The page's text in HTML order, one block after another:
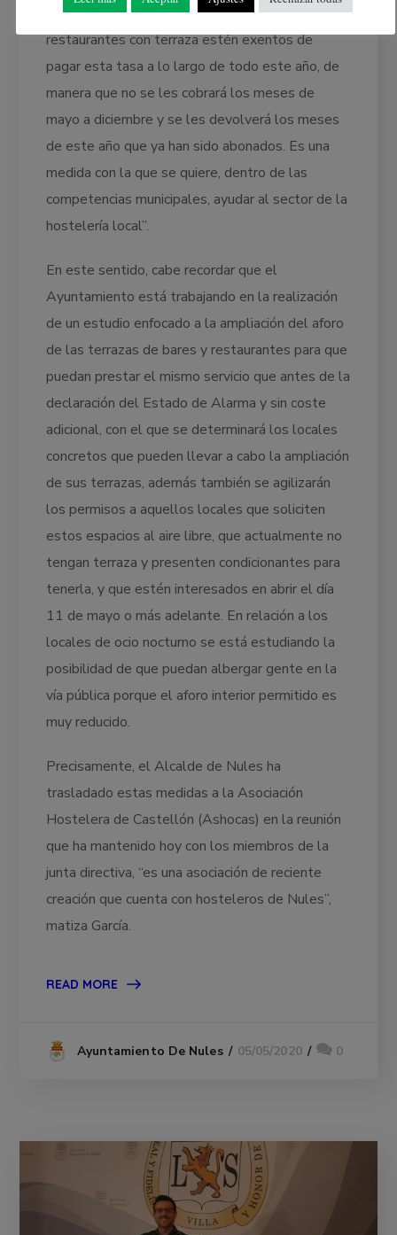
hemos acordado por unanimidad que los bares y
restaurantes con terraza estén exentos de
pagar esta tasa a lo largo de todo este año, de
manera que no se les cobrará los meses de
mayo a diciembre y se les devolverá los meses
de este año que ya han sido abonados. Es una
medida con la que se quiere, dentro de las
competencias municipales, ayudar al sector de la
hostelería local”.
En este sentido, cabe recordar que el
Ayuntamiento está trabajando en la realización
de un estudio enfocado a la ampliación del aforo
de las terrazas de bares y restaurantes para que
puedan prestar el mismo servicio que antes de la
declaración del Estado de Alarma y sin coste
adicional, con el que se determinará los locales
concretos que pueden llevar a cabo la ampliación
de sus terrazas, además también se agilizarán
los permisos a aquellos locales que soliciten
estos espacios al aire libre, que actualmente no
tengan terraza y presenten condicionantes para
tenerla, y que estén interesados en abrir el día
11 de mayo o más adelante. En relación a los
locales de ocio nocturno se está estudiando la
posibilidad de que puedan albergar gente en la
vía pública porque el aforo interior permitido es
muy reducido.
Precisamente, el Alcalde de Nules ha
trasladado estas medidas a la Asociación
Hostelera de Castellón (Ashocas) en la reunión
que ha mantenido hoy con los miembros de la
junta directiva, “es una asociación de reciente
creación que cuenta con hosteleros de Nules”,
matiza García.
READ MORE
Ayuntamiento De Nules 05/05/2020 0